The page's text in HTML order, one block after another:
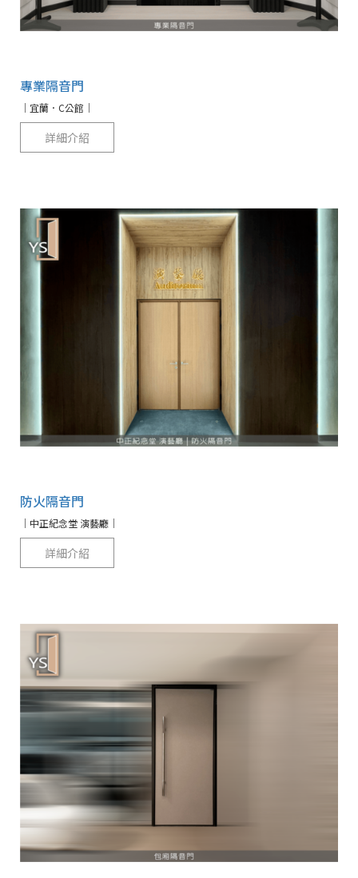
專業隔音門
｜宜蘭．C公館｜
詳細介紹
防火隔音門
｜中正紀念堂 演藝廳｜
詳細介紹